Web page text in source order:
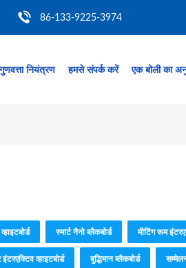
86-133-9225-3974
गुणवत्ता नियंत्रण हमसे संपर्क करें एक बोली का
स्मार्ट नैनो ब्लैकबोर्ड मीटिंग रूम
व्हाइटबोर्ड बुद्धिमान ब्लैकबोर्ड